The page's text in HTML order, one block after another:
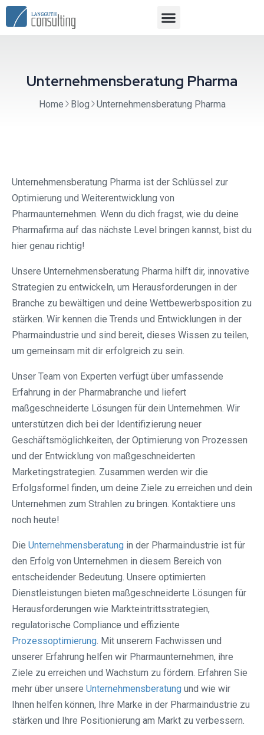
Unternehmensberatung Pharma
Home Blog Unternehmensberatung Pharma
Unternehmensberatung Pharma ist der Schlüssel zur
Optimierung und Weiterentwicklung von
Pharmaunternehmen. Wenn du dich fragst, wie du deine
Pharmafirma auf das nächste Level bringen kannst, bist du
hier genau richtig!
Unsere Unternehmensberatung Pharma hilft dir, innovative
Strategien zu entwickeln, um Herausforderungen in der
Branche zu bewältigen und deine Wettbewerbsposition zu
stärken. Wir kennen die Trends und Entwicklungen in der
Pharmaindustrie und sind bereit, dieses Wissen zu teilen,
um gemeinsam mit dir erfolgreich zu sein.
Unser Team von Experten verfügt über umfassende
Erfahrung in der Pharmabranche und liefert
maßgeschneiderte Lösungen für dein Unternehmen. Wir
unterstützen dich bei der Identifizierung neuer
Geschäftsmöglichkeiten, der Optimierung von Prozessen
und der Entwicklung von maßgeschneiderten
Marketingstrategien. Zusammen werden wir die
Erfolgsformel finden, um deine Ziele zu erreichen und dein
Unternehmen zum Strahlen zu bringen. Kontaktiere uns
noch heute!
Die Unternehmensberatung in der Pharmaindustrie ist für
den Erfolg von Unternehmen in diesem Bereich von
entscheidender Bedeutung. Unsere optimierten
Dienstleistungen bieten maßgeschneiderte Lösungen für
Herausforderungen wie Markteintrittsstrategien,
regulatorische Compliance und effiziente
Prozessoptimierung. Mit unserem Fachwissen und
unserer Erfahrung helfen wir Pharmaunternehmen, ihre
Ziele zu erreichen und Wachstum zu fördern. Erfahren Sie
mehr über unsere Unternehmensberatung und wie wir
Ihnen helfen können, Ihre Marke in der Pharmaindustrie zu
stärken und Ihre Positionierung am Markt zu verbessern.